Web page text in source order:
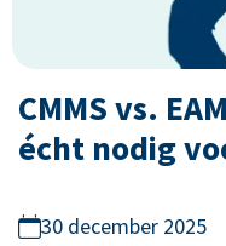
CMMS vs.
écht nodig
30 december 2025